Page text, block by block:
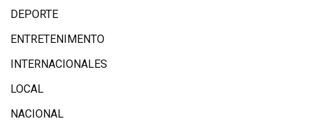
DEPORTE
ENTRETENIMENTO
INTERNACIONALES
LOCAL
NACIONAL